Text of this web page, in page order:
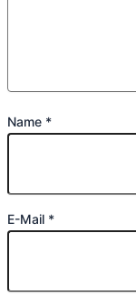
Name *
E-Mail *